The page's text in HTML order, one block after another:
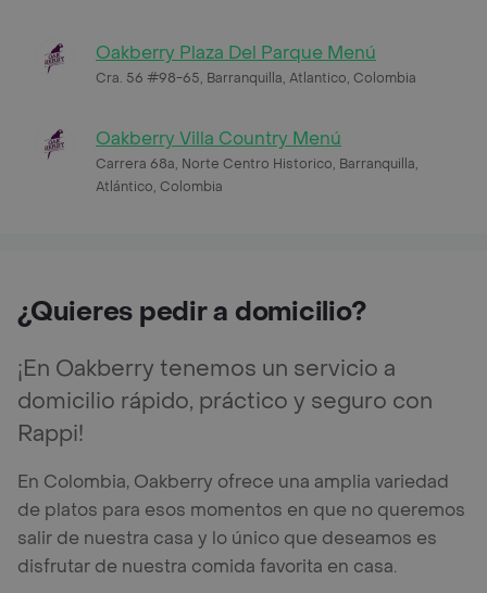
Oakberry Plaza Del Parque Menú
Cra. 56 #98-65, Barranquilla, Atlantico, Colombia
Oakberry Villa Country Menú
Carrera 68a, Norte Centro Historico, Barranquilla,
Atlántico, Colombia
¿Quieres pedir a domicilio?
¡En Oakberry tenemos un servicio a
domicilio rápido, práctico y seguro con
Rappi!
En Colombia, Oakberry ofrece una amplia variedad
de platos para esos momentos en que no queremos
salir de nuestra casa y lo único que deseamos es
disfrutar de nuestra comida favorita en casa.